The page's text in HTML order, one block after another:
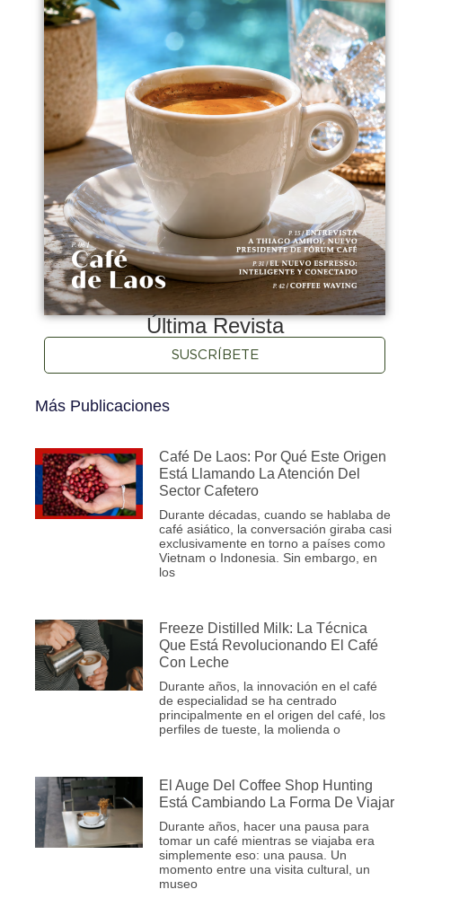
Última Revista
SUSCRÍBETE
Más Publicaciones
Café De Laos: Por Qué Este Origen
Está Llamando La Atención Del
Sector Cafetero
Durante décadas, cuando se hablaba de
café asiático, la conversación giraba casi
exclusivamente en torno a países como
Vietnam o Indonesia. Sin embargo, en
los
Freeze Distilled Milk: La Técnica
Que Está Revolucionando El Café
Con Leche
Durante años, la innovación en el café
de especialidad se ha centrado
principalmente en el origen del café, los
perfiles de tueste, la molienda o
El Auge Del Coffee Shop Hunting
Está Cambiando La Forma De Viajar
Durante años, hacer una pausa para
tomar un café mientras se viajaba era
simplemente eso: una pausa. Un
momento entre una visita cultural, un
museo